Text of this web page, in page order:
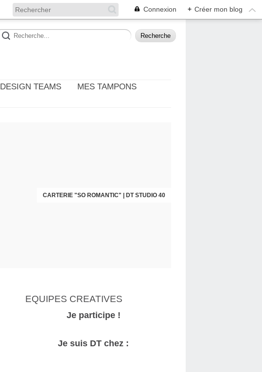
Connexion + Créer mon blog
DESIGN TEAMS
MES TAMPONS
CARTERIE "SO ROMANTIC" | DT STUDIO 40
CARTES : THÈME PHOTO ET CINÉMA | DT DIY & CIE
EQUIPES CREATIVES
Je participe !
Je suis DT chez :